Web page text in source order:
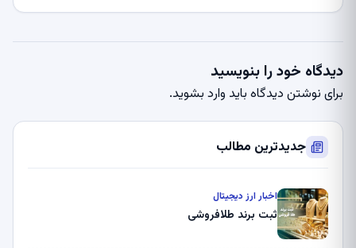
دیدگاه خود را بنویسید
برای نوشتن دیدگاه باید وارد بشوید.
جدیدترین مطالب
اخبار ارز دیجیتال
ثبت برند طلافروشی